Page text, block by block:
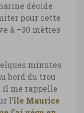
décide
pour cette
à –30 mètres
minutes
bord du trou
me rappelle
l’île Maurice